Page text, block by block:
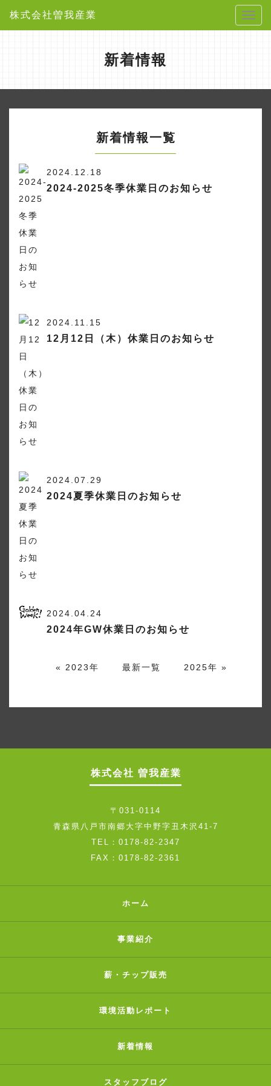
株式会社曽我産業
新着情報
新着情報一覧
2024.12.18
2024-2025冬季休業日のお知らせ
2024.11.15
12月12日（木）休業日のお知らせ
2024.07.29
2024夏季休業日のお知らせ
2024.04.24
2024年GW休業日のお知らせ
« 2023年 最新一覧 2025年 »
株式会社 曽我産業
〒031-0114
青森県八戸市南郷大字中野字丑木沢41-7
TEL：0178-82-2347
FAX：0178-82-2361
ホーム
事業紹介
薪・チップ販売
環境活動レポート
新着情報
スタッフブログ